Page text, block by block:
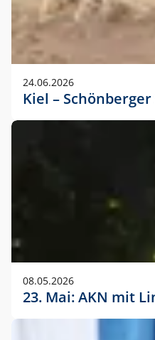
24.06.2026
Kiel –
08.05.2026
23. Mai: AKN mit